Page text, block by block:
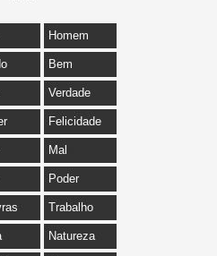
Homem
Bem
Verdade
Felicidade
Mal
Poder
Trabalho
Natureza